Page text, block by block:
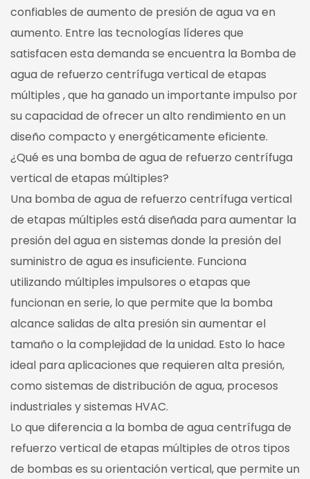
confiables de aumento de presión de agua va en
aumento. Entre las tecnologías líderes que
satisfacen esta demanda se encuentra la Bomba de
agua de refuerzo centrífuga vertical de etapas
múltiples , que ha ganado un importante impulso por
su capacidad de ofrecer un alto rendimiento en un
diseño compacto y energéticamente eficiente.
¿Qué es una bomba de agua de refuerzo centrífuga
vertical de etapas múltiples?
Una bomba de agua de refuerzo centrífuga vertical
de etapas múltiples está diseñada para aumentar la
presión del agua en sistemas donde la presión del
suministro de agua es insuficiente. Funciona
utilizando múltiples impulsores o etapas que
funcionan en serie, lo que permite que la bomba
alcance salidas de alta presión sin aumentar el
tamaño o la complejidad de la unidad. Esto lo hace
ideal para aplicaciones que requieren alta presión,
como sistemas de distribución de agua, procesos
industriales y sistemas HVAC.
Lo que diferencia a la bomba de agua centrífuga de
refuerzo vertical de etapas múltiples de otros tipos
de bombas es su orientación vertical, que permite un